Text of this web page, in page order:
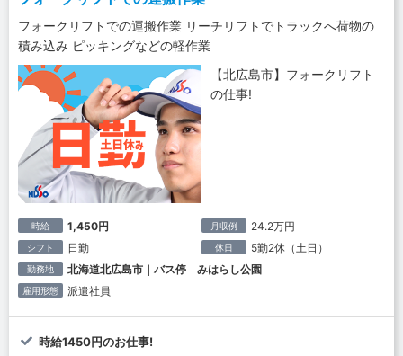
フォークリフトでの運搬作業 リーチリフトでトラックへ荷物の
積み込み ピッキングなどの軽作業
【北広島市】フォークリフト
の仕事!
時給 1,450円 月収例 24.2万円
シフト 日勤 休日 5勤2休（土日）
勤務地 北海道北広島市｜バス停 みはらし公園
雇用形態 派遣社員
時給1450円のお仕事!